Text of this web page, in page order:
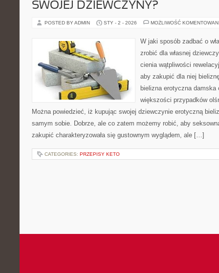
SWOJEJ DZIEWCZYNY?
POSTED BY ADMIN STY - 2 - 2026 MOŻLIWOŚĆ
W jaki sposób zadbać o
zrobić dla własnej
cienia wątpliwości
aby zakupić dla niej
bielizna erotyczna
większości przypadków
Można powiedzieć, iż kupując swojej dziewczynie erotyczną
samym sobie. Dobrze, ale co zatem możemy robić, aby
zakupić charakteryzowała się gustownym wyglądem, ale […]
CATEGORIES: PRZEPISY KETO